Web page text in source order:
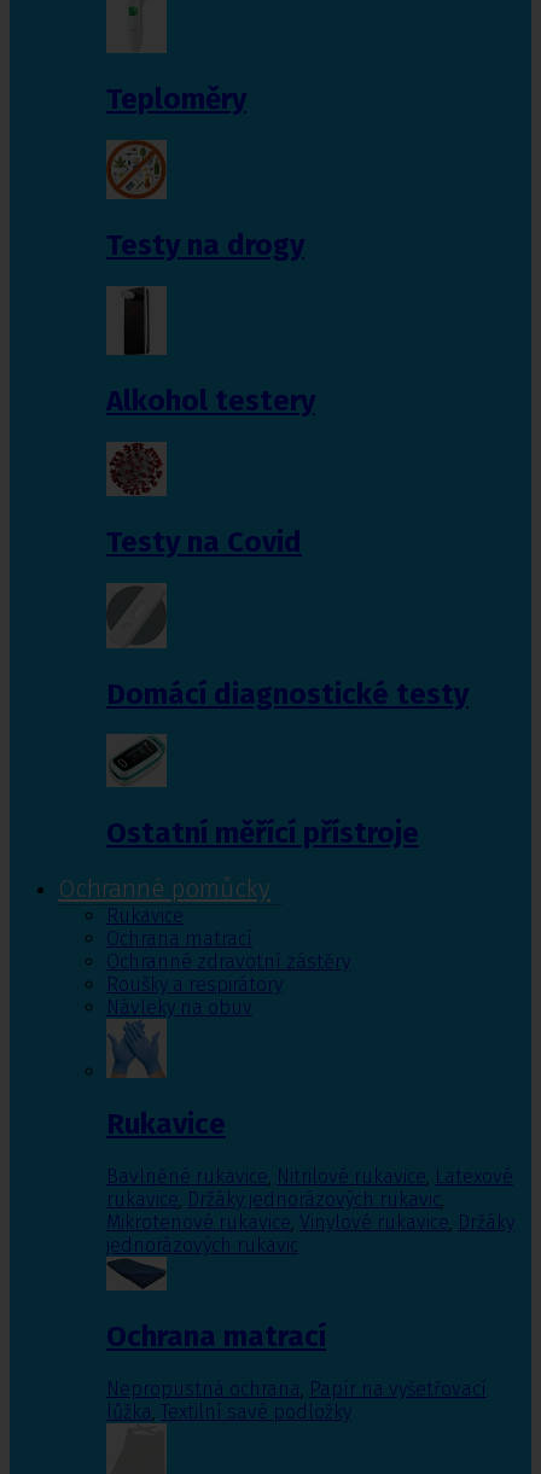
Teploměry
Testy na drogy
Alkohol testery
Testy na Covid
Domácí diagnostické testy
Ostatní měřící přístroje
Ochranné pomůcky
Rukavice
Ochrana matrací
Ochranné zdravotní zástěry
Roušky a respirátory
Návleky na obuv
Rukavice
Bavlněné rukavice, Nitrilové rukavice, Latexové
rukavice, Držáky jednorázových rukavic,
Mikrotenové rukavice, Vinylové rukavice, Držáky
jednorázových rukavic
Ochrana matrací
Nepropustná ochrana, Papír na vyšetřovací
lůžka, Textilní savé podložky